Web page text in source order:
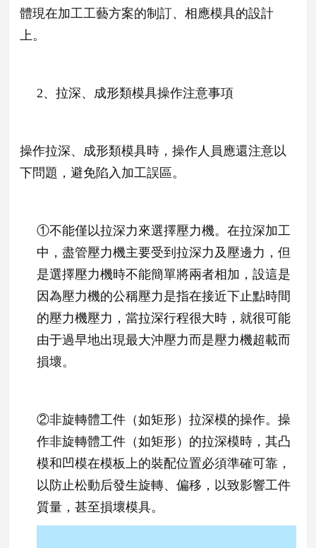
體現在加工工藝方案的制訂、相應模具的設計
上。
2、拉深、成形類模具操作注意事項
操作拉深、成形類模具時，操作人員應還注意以
下問題，避免陷入加工誤區。
①不能僅以拉深力來選擇壓力機。在拉深加工
中，盡管壓力機主要受到拉深力及壓邊力，但
是選擇壓力機時不能簡單將兩者相加，設這是
因為壓力機的公稱壓力是指在接近下止點時間
的壓力機壓力，當拉深行程很大時，就很可能
由于過早地出現最大沖壓力而是壓力機超載而
損壞。
②非旋轉體工件（如矩形）拉深模的操作。操
作非旋轉體工件（如矩形）的拉深模時，其凸
模和凹模在模板上的裝配位置必須準確可靠，
以防止松動后發生旋轉、偏移，以致影響工件
質量，甚至損壞模具。